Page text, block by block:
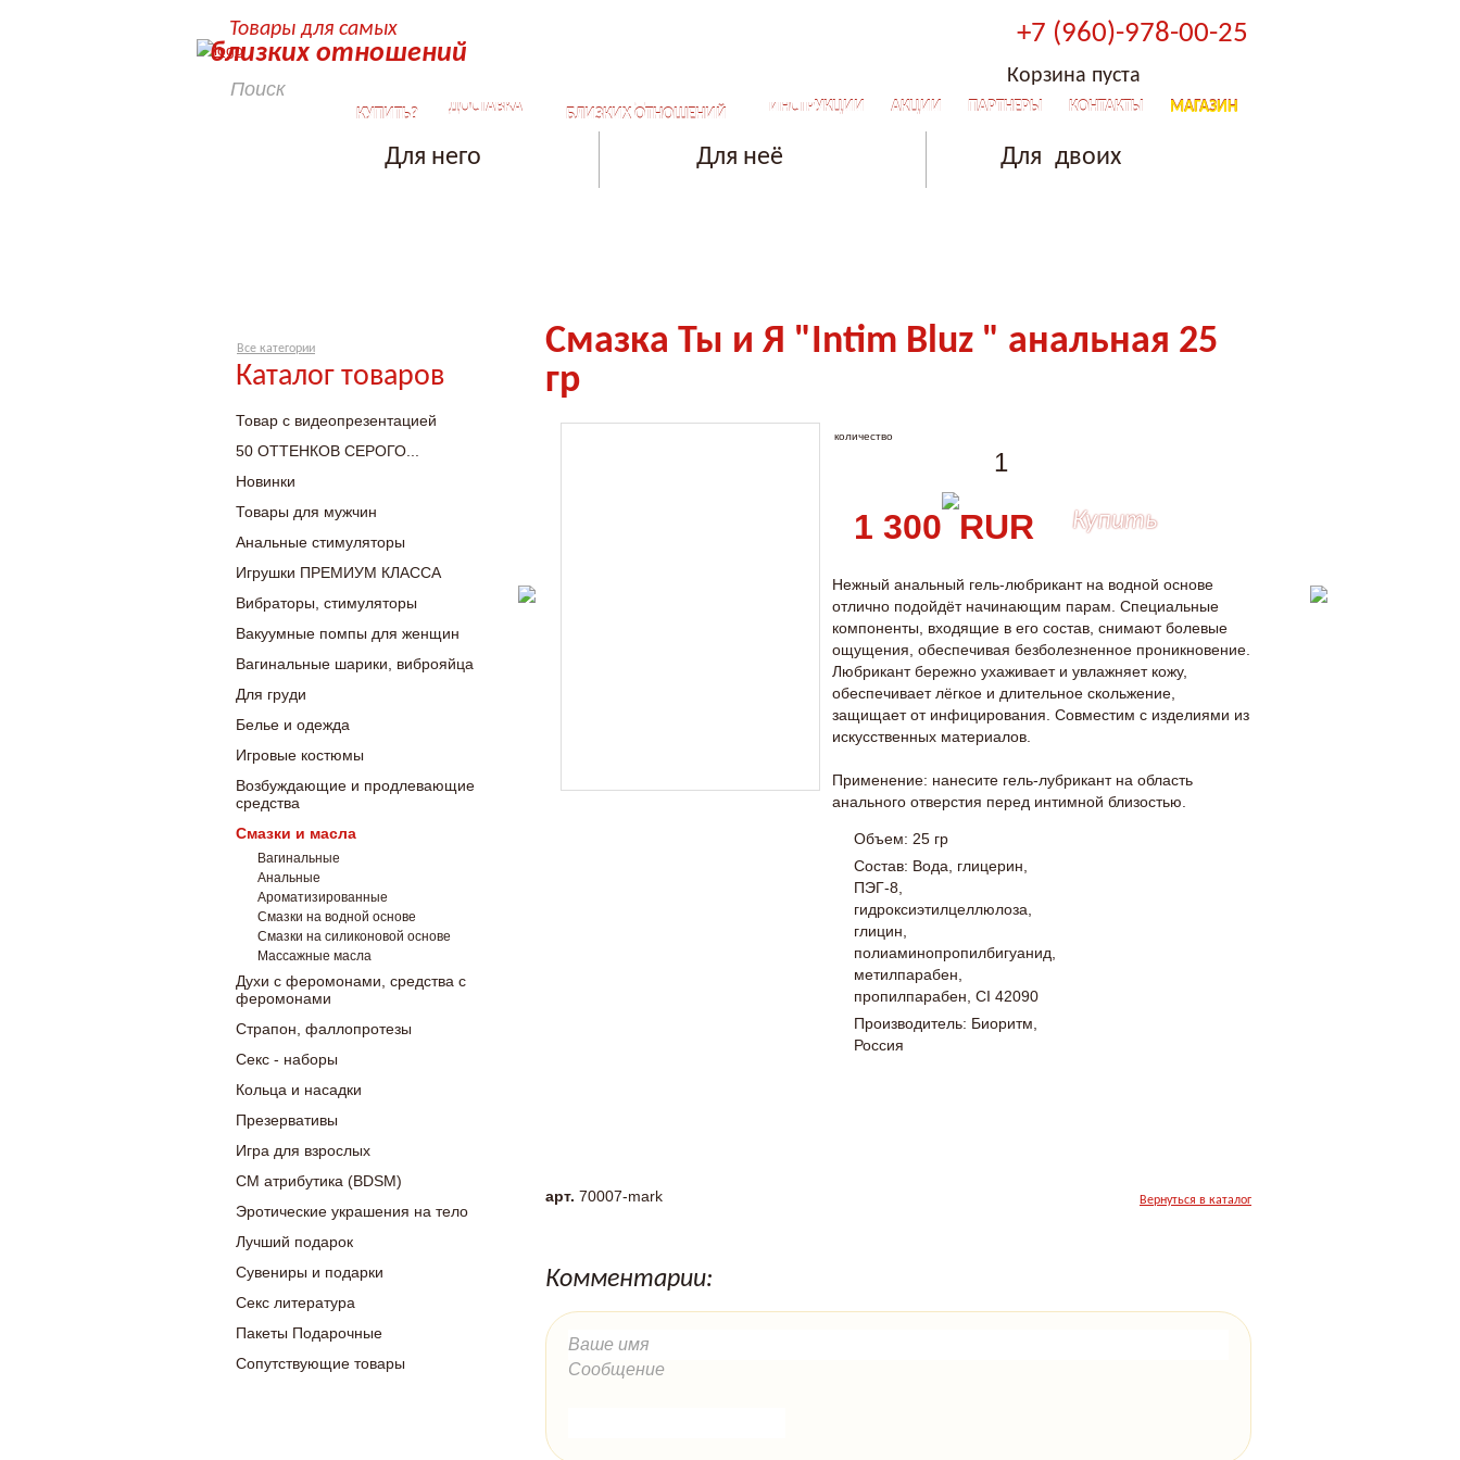
Товары для самых
близких отношений
+7 (960)-978-00-25
КУПИТЬ?
ДОСТАВКА
СЕКРЕТЫ ДЛЯ САМЫХ
БЛИЗКИХ ОТНОШЕНИЙ
ИНСТРУКЦИИ АКЦИИ ПАРТНЕРЫ КОНТАКТЫ МАГАЗИН
Для него Для неё Для двоих
Корзина пуста
Все категории
Каталог товаров
Товар с видеопрезентацией
50 ОТТЕНКОВ СЕРОГО...
Новинки
Товары для мужчин
Анальные стимуляторы
Игрушки ПРЕМИУМ КЛАССА
Вибраторы, стимуляторы
Вакуумные помпы для женщин
Вагинальные шарики, виброяйца
Для груди
Белье и одежда
Игровые костюмы
Возбуждающие и продлевающие
средства
Смазки и масла
Вагинальные
Анальные
Ароматизированные
Смазки на водной основе
Смазки на силиконовой основе
Массажные масла
Духи с феромонами, средства с
феромонами
Страпон, фаллопротезы
Секс - наборы
Кольца и насадки
Презервативы
Игра для взрослых
СМ атрибутика (BDSM)
Эротические украшения на тело
Лучший подарок
Сувениры и подарки
Секс литература
Пакеты Подарочные
Сопутствующие товары
Смазка Ты и Я "Intim Bluz " анальная 25
гр
количество
1 300 Купить
Нежный анальный гель-любрикант на водной основе
отлично подойдёт начинающим парам. Специальные
компоненты, входящие в его состав, снимают болевые
ощущения, обеспечивая безболезненное проникновение.
Любрикант бережно ухаживает и увлажняет кожу,
обеспечивает лёгкое и длительное скольжение,
защищает от инфицирования. Совместим с изделиями из
искусственных материалов.
Применение: нанесите гель-лубрикант на область
анального отверстия перед интимной близостью.
Объем: 25 гр
Состав: Вода, глицерин,
ПЭГ-8,
гидроксиэтилцеллюлоза,
глицин,
полиаминопропилбигуанид,
метилпарабен,
пропилпарабен, CI 42090
Производитель: Биоритм,
Россия
арт. 70007-mark Вернуться в каталог
Комментарии: